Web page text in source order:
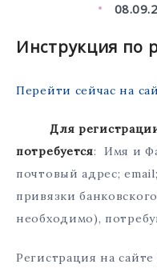
Инструкция по
Перейти сейчас на
Для регистрации
потребуется: Имя и
почтовый адрес;
привязки
необходимо),
Регистрация на